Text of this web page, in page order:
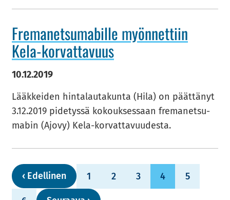
Fre­ma­net­su­ma­bil­le myön­net­tiin
Kela-​korvattavuus
10.12.2019
Lääk­kei­den hin­ta­lau­ta­kun­ta (Hila) on päät­tä­nyt
3.12.2019 pi­de­tys­sä ko­kouk­ses­saan fre­ma­net­su­
ma­bin (Ajovy) Kela-​korvattavuudesta.
‹ Edel­li­nen 1 2 3 4 5